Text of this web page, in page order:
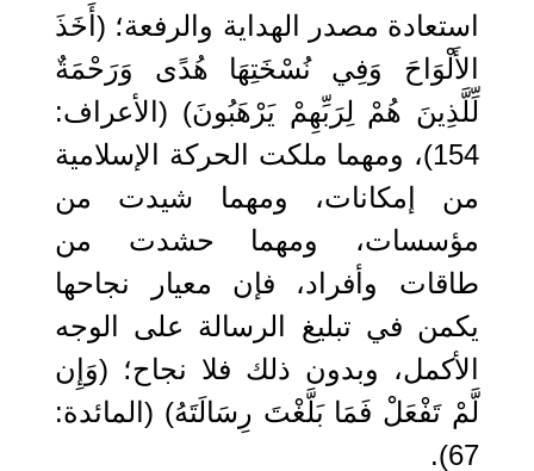
استعادة مصدر الهداية والرفعة؛ (أَخَذَ
الأَلْوَاحَ وَفِي نُسْخَتِهَا هُدًى وَرَحْمَةٌ
لِّلَّذِينَ هُمْ لِرَبِّهِمْ يَرْهَبُونَ) (الأعراف:
154)، ومهما ملكت الحركة الإسلامية
من إمكانات، ومهما شيدت من
مؤسسات، ومهما حشدت من
طاقات وأفراد، فإن معيار نجاحها
يكمن في تبليغ الرسالة على الوجه
الأكمل، وبدون ذلك فلا نجاح؛ (وَإِن
لَّمْ تَفْعَلْ فَمَا بَلَّغْتَ رِسَالَتَهُ) (المائدة:
67).